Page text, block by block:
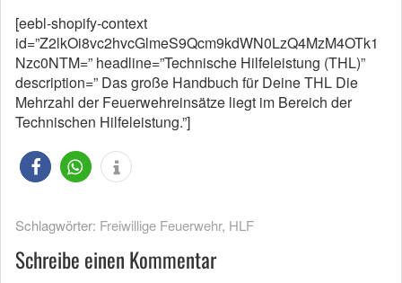
[eebl-shopify-context
id=”Z2lkOi8vc2hvcGlmeS9Qcm9kdWN0LzQ4MzM4OTk1
Nzc0NTM=” headline=”Technische Hilfeleistung (THL)”
description=” Das große Handbuch für Deine THL Die
Mehrzahl der Feuerwehreinsätze liegt im Bereich der
Technischen Hilfeleistung.”]
Schlagwörter: Freiwillige Feuerwehr, HLF
Schreibe einen Kommentar